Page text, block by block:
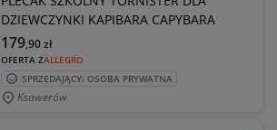
DZIEWCZYNKI KAPIBARA CAPYBARA
OFERTA ZALLEGRO
179,90zł
SPRZEDAJĄCY: OSOBA PRYWATNA
Ksawerów